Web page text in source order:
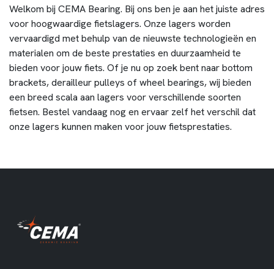
Welkom bij CEMA Bearing. Bij ons ben je aan het juiste adres
voor hoogwaardige fietslagers. Onze lagers worden
vervaardigd met behulp van de nieuwste technologieën en
materialen om de beste prestaties en duurzaamheid te
bieden voor jouw fiets. Of je nu op zoek bent naar bottom
brackets, derailleur pulleys of wheel bearings, wij bieden
een breed scala aan lagers voor verschillende soorten
fietsen. Bestel vandaag nog en ervaar zelf het verschil dat
onze lagers kunnen maken voor jouw fietsprestaties.